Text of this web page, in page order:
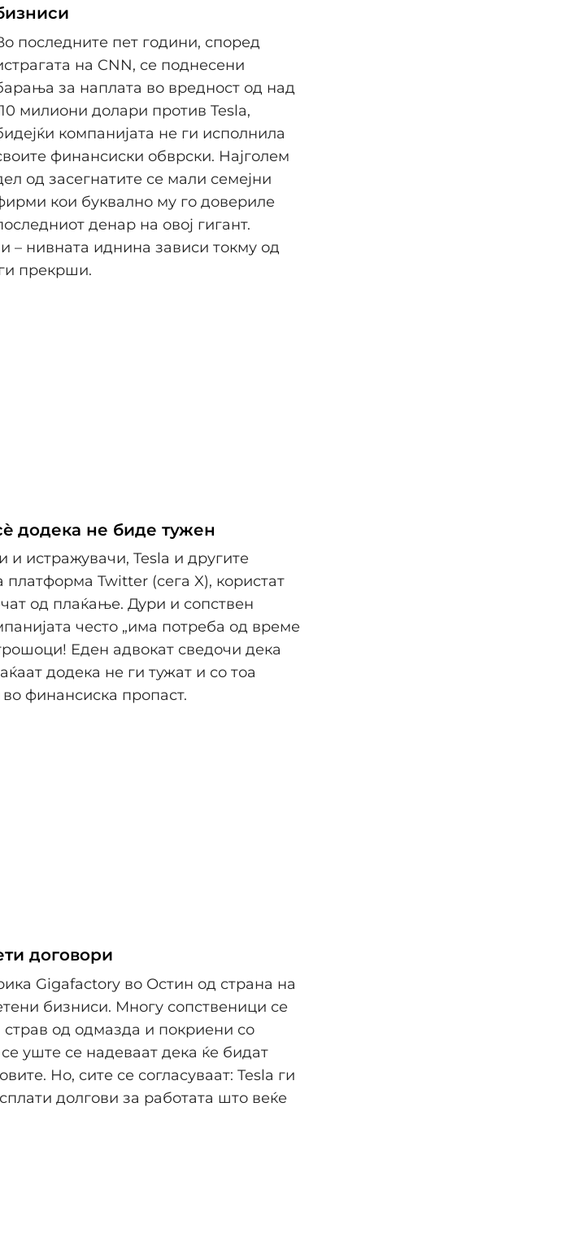
последните пет години, според
на CNN, се поднесени
за наплата во вредност од над
милиони долари против Tesla,
компанијата не ги исполнила
финансиски обврски. Најголем
од засегнатите се мали семејни
кои буквално му го довериле
денар на овој гигант.
– нивната иднина зависи токму од
прекрши.
додека не биде тужен
истражувачи, Tesla и другите
Twitter (сега X), користат
од плаќање. Дури и сопствен
често „има потреба од време
Еден адвокат сведочи дека
додека не ги тужат и со тоа
финансиска пропаст.
договори
Gigafactory во Остин од страна на
бизниси. Многу сопственици се
од одмазда и покриени со
уште се надеваат дека ќе бидат
Но, сите се согласуваат: Tesla ги
долгови за работата што веќе